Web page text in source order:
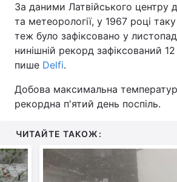
За даними Латвійського центру
та метеорології, у 1967 році
теж було зафіксовано у
нинішній рекорд зафіксований
пише Delfi.
Добова максимальна
рекордна п'ятий день поспіль.
ЧИТАЙТЕ ТАКОЖ: